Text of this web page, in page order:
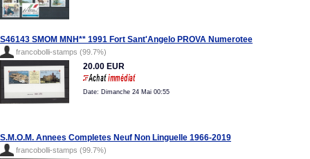
S46143 SMOM MNH** 1991 Fort Sant'Angelo PROVA Numerotee
francobolli-stamps (99.7%)
20.00 EUR
Date: Dimanche 24 Mai 00:55
S.M.O.M. Annees Completes Neuf Non Linguelle 1966-2019
francobolli-stamps (99.7%)